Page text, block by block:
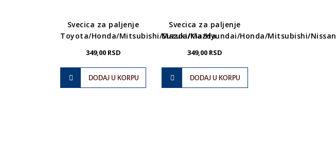
Svecica za paljenje
Toyota/Honda/Mitsubishi/Suzuki/Mazda
349,00 RSD
DODAJ U KORPU
Svecica za paljenje
Mazda/Kia/Hyundai/Honda/Mitsubishi/Nissan
349,00 RSD
DODAJ U KORPU